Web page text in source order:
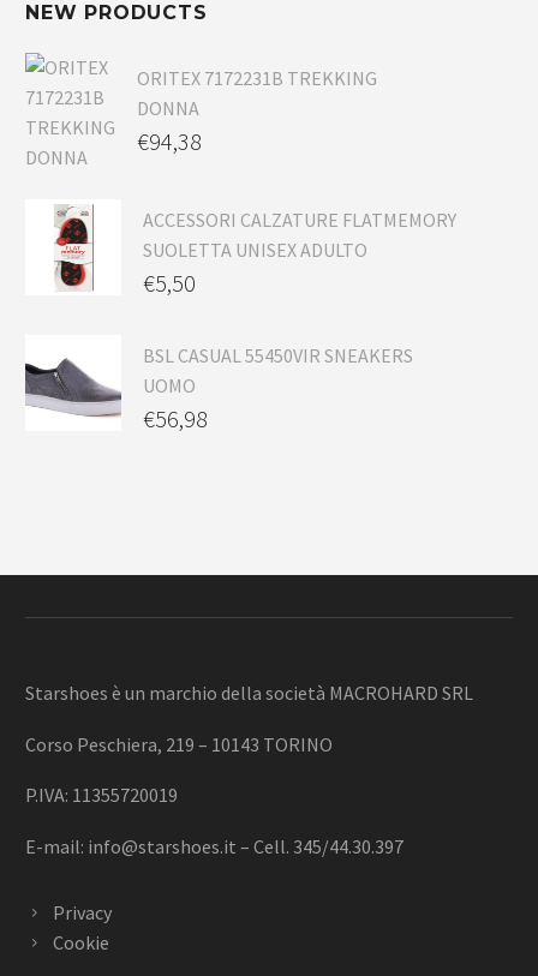
NEW PRODUCTS
ORITEX 7172231B TREKKING
DONNA
€94,38
ACCESSORI CALZATURE FLATMEMORY
SUOLETTA UNISEX ADULTO
€5,50
BSL CASUAL 55450VIR SNEAKERS
UOMO
€56,98
Starshoes è un marchio della società MACROHARD SRL
Corso Peschiera, 219 – 10143 TORINO
P.IVA: 11355720019
E-mail: info@starshoes.it – Cell. 345/44.30.397
Privacy
Cookie